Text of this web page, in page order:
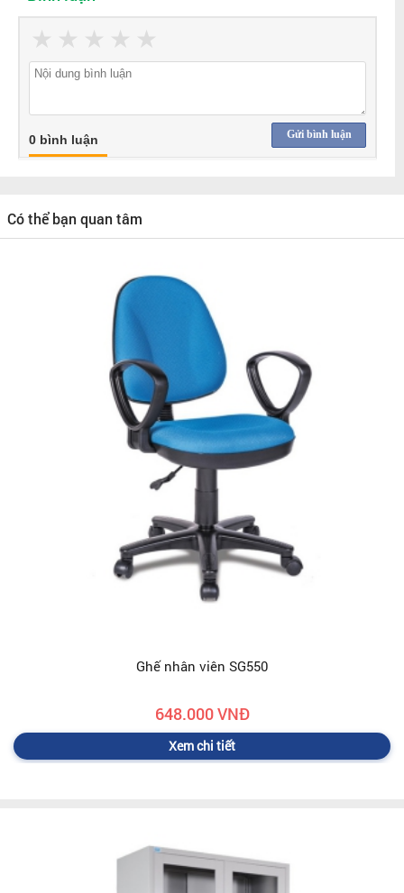
★
★
★
★
★
Gửi bình luận
0 bình luận
Có thể bạn quan tâm
Ghế nhân viên SG550
648.000 VNĐ
Xem chi tiết